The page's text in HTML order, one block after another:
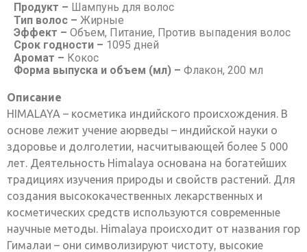
Продукт – Шампунь для волос
Тип волос – Жирные
Эффект – Объем, Питание, Против выпадения волос
Срок годности – 1095 дней
Аромат – Кокос
Форма выпуска и объем (мл) – Флакон, 200 мл
Описание
HIMALAYA – косметика индийского происхождения. В
основе лежит учение аюрведы – индийской науки о
здоровье и долголетии, насчитывающей более 5 000
лет. Деятельность Himalaya основана на богатейших
традициях изучения природы и свойств растений. Для
создания высококачественных лекарственных и
косметических средств используются современные
научные методы. Himalaya происходит от названия гор
Гималаи – они символизируют чистоту, высокие